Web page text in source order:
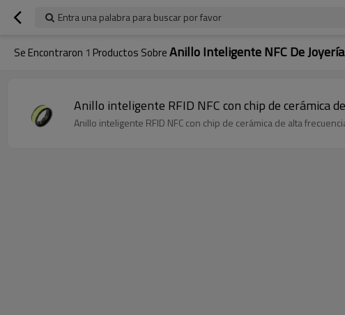
Entra una palabra para buscar por favor
Se Encontraron 1 Productos SobreAnillo Inteligente NFC De
Anillo inteligente RFID NFC con chip de cerámica
Anillo inteligente RFID NFC con chip de cerámica de alta